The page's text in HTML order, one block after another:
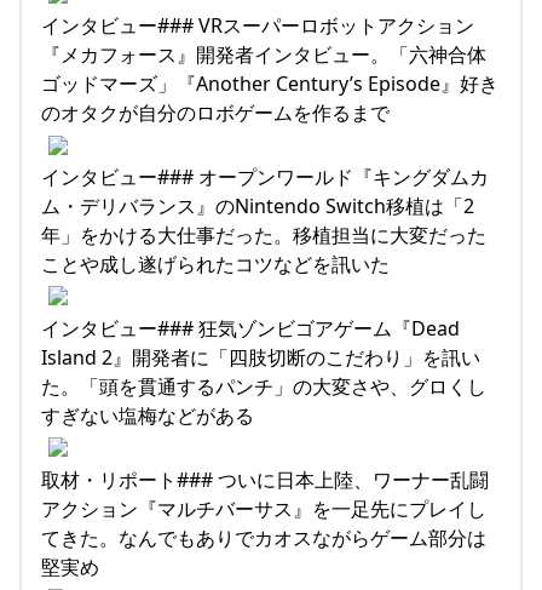
インタビュー### VRスーパーロボットアクション
『メカフォース』開発者インタビュー。「六神合体
ゴッドマーズ」『Another Century’s Episode』好き
のオタクが自分のロボゲームを作るまで
インタビュー### オープンワールド『キングダムカ
ム・デリバランス』のNintendo Switch移植は「2
年」をかける大仕事だった。移植担当に大変だった
ことや成し遂げられたコツなどを訊いた
インタビュー### 狂気ゾンビゴアゲーム『Dead
Island 2』開発者に「四肢切断のこだわり」を訊い
た。「頭を貫通するパンチ」の大変さや、グロくし
すぎない塩梅などがある
取材・リポート### ついに日本上陸、ワーナー乱闘
アクション『マルチバーサス』を一足先にプレイし
てきた。なんでもありでカオスながらゲーム部分は
堅実め